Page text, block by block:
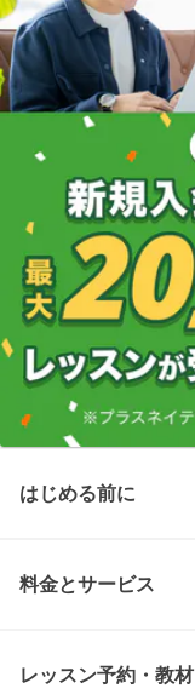
はじめる前に
料金とサービス
レッスン予約・教材